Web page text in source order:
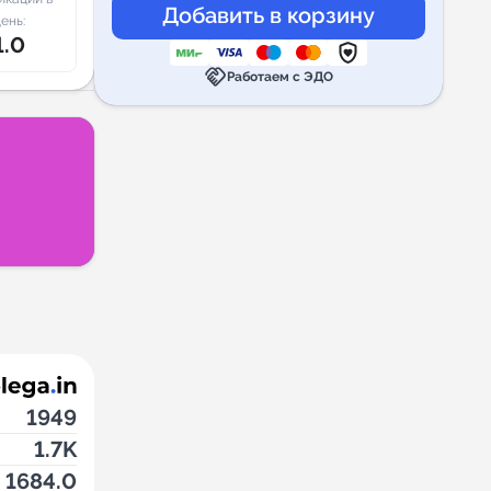
1949
1.7K
1684.0
handshakeРаботаем с ЭДО